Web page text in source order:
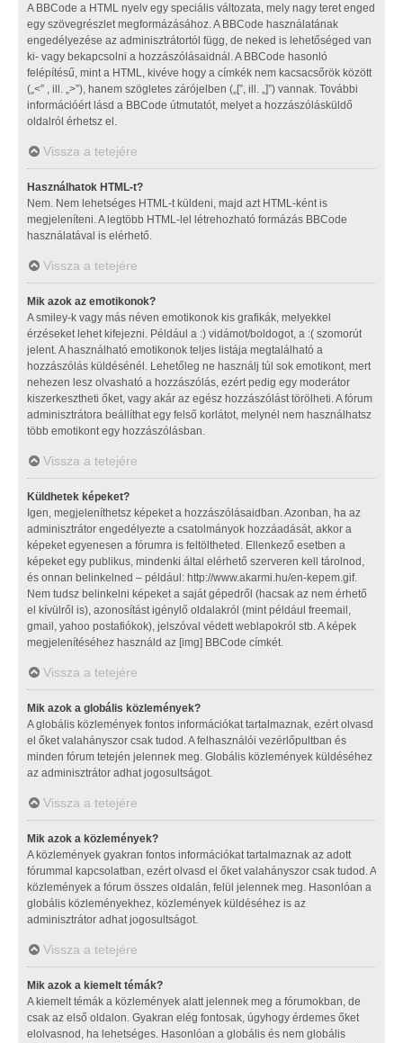
A BBCode a HTML nyelv egy speciális változata, mely nagy teret enged
egy szövegrészlet megformázásához. A BBCode használatának
engedélyezése az adminisztrátortól függ, de neked is lehetőséged van
ki- vagy bekapcsolni a hozzászólásaidnál. A BBCode hasonló
felépítésű, mint a HTML, kivéve hogy a címkék nem kacsacsőrök között
(„<” , ill. „>”), hanem szögletes zárójelben („[”, ill. „]”) vannak. További
információért lásd a BBCode útmutatót, melyet a hozzászólásküldő
oldalról érhetsz el.
Vissza a tetejére
Használhatok HTML-t?
Nem. Nem lehetséges HTML-t küldeni, majd azt HTML-ként is
megjeleníteni. A legtöbb HTML-lel létrehozható formázás BBCode
használatával is elérhető.
Vissza a tetejére
Mik azok az emotikonok?
A smiley-k vagy más néven emotikonok kis grafikák, melyekkel
érzéseket lehet kifejezni. Például a :) vidámot/boldogot, a :( szomorút
jelent. A használható emotikonok teljes listája megtalálható a
hozzászólás küldésénél. Lehetőleg ne használj túl sok emotikont, mert
nehezen lesz olvasható a hozzászólás, ezért pedig egy moderátor
kiszerkesztheti őket, vagy akár az egész hozzászólást törölheti. A fórum
adminisztrátora beállíthat egy felső korlátot, melynél nem használhatsz
több emotikont egy hozzászólásban.
Vissza a tetejére
Küldhetek képeket?
Igen, megjeleníthetsz képeket a hozzászólásaidban. Azonban, ha az
adminisztrátor engedélyezte a csatolmányok hozzáadását, akkor a
képeket egyenesen a fórumra is feltöltheted. Ellenkező esetben a
képeket egy publikus, mindenki által elérhető szerveren kell tárolnod,
és onnan belinkelned – például: http://www.akarmi.hu/en-kepem.gif.
Nem tudsz belinkelni képeket a saját gépedről (hacsak az nem érhető
el kívülről is), azonosítást igénylő oldalakról (mint például freemail,
gmail, yahoo postafiókok), jelszóval védett weblapokról stb. A képek
megjelenítéséhez használd az [img] BBCode címkét.
Vissza a tetejére
Mik azok a globális közlemények?
A globális közlemények fontos információkat tartalmaznak, ezért olvasd
el őket valahányszor csak tudod. A felhasználói vezérlőpultban és
minden fórum tetején jelennek meg. Globális közlemények küldéséhez
az adminisztrátor adhat jogosultságot.
Vissza a tetejére
Mik azok a közlemények?
A közlemények gyakran fontos információkat tartalmaznak az adott
fórummal kapcsolatban, ezért olvasd el őket valahányszor csak tudod. A
közlemények a fórum összes oldalán, felül jelennek meg. Hasonlóan a
globális közleményekhez, közlemények küldéséhez is az
adminisztrátor adhat jogosultságot.
Vissza a tetejére
Mik azok a kiemelt témák?
A kiemelt témák a közlemények alatt jelennek meg a fórumokban, de
csak az első oldalon. Gyakran elég fontosak, úgyhogy érdemes őket
elolvasnod, ha lehetséges. Hasonlóan a globális és nem globális